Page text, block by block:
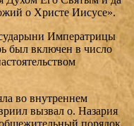
о Христе Иисусе».
Императрицы
был включен в число
во внутреннем
вызвал о. Назария
порядок